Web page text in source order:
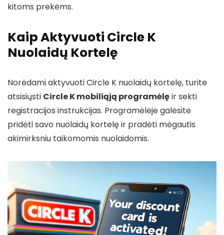
kitoms prekėms.
Kaip Aktyvuoti Circle K
Nuolaidų Kortelę
Norėdami aktyvuoti Circle K nuolaidų kortelę, turite
atsisiųsti Circle K mobiliąją programėlęir sekti
registracijos instrukcijas. Programėlėje galėsite
pridėti savo nuolaidų kortelę ir pradėti mėgautis
akimirksniu taikomomis nuolaidomis.